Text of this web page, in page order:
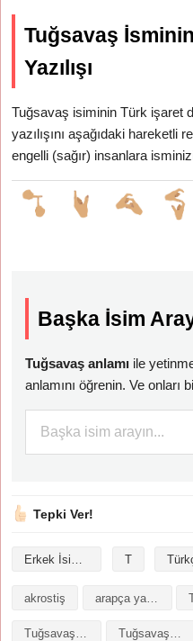
Tuğsavaş
Yazılışı
Tuğsavaş isiminin Türk işaret
yazılışını aşağıdaki
engelli (sağır) insanlara
Başka İsim
Tuğsavaş anlamı ile
anlamını öğrenin. Ve onları
Tepki Ver!
Erkek İsimleri T
akrostiş arapça yazılışı
Tuğsavaş isminin baş harfleriyle şiir Tuğsavaş isminin kökeni